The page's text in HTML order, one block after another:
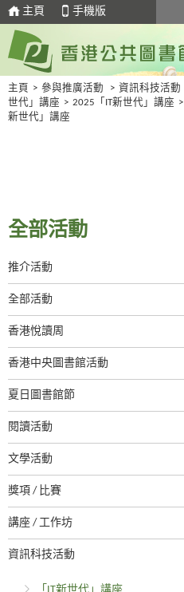
主頁 手機版
主頁 > 參與推廣活動 > 資訊科技活動
世代」講座 > 2025「IT新世代」講座 >
新世代」講座
全部活動
推介活動
全部活動
香港悅讀周
香港中央圖書館活動
夏日圖書館節
閱讀活動
文學活動
獎項 / 比賽
講座 / 工作坊
資訊科技活動